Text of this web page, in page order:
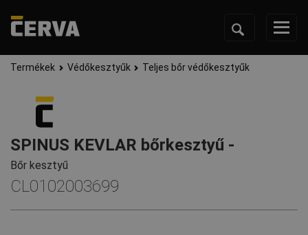
Termékek Védőkesztyűk Teljes bőr védőkesztyűk
SPINUS KEVLAR bőrkesztyű -
Bőr kesztyű
CL0102003699